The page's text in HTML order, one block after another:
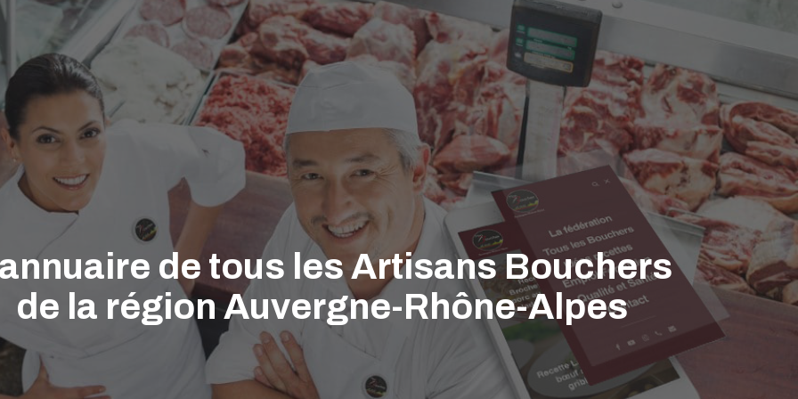
de tous les Artisans Bouchers
de la région Auvergne-Rhône-Alpes